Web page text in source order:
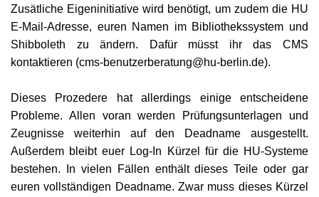
Zusätliche Eigeninitiative wird benötigt, um zudem die H U
E-Mail-Adresse, euren Namen im Bibliothekssystem und
Shibboleth zu ändern. Dafür müsst ihr das CMS
kontaktieren (cms-benutzerberatung@hu-berlin.de).
Dieses Prozedere hat allerdings einige entscheidene
Probleme. Allen voran werden Prüfungsunterlagen und
Zeugnisse weiterhin auf den Deadname ausgestellt.
Außerdem bleibt euer Log- In Kürzel für die H U-Systeme
bestehen. In vielen Fällen enthält dieses Teile oder gar
eurenvollständigen Deadname. Zwar muss dieses Kürzel